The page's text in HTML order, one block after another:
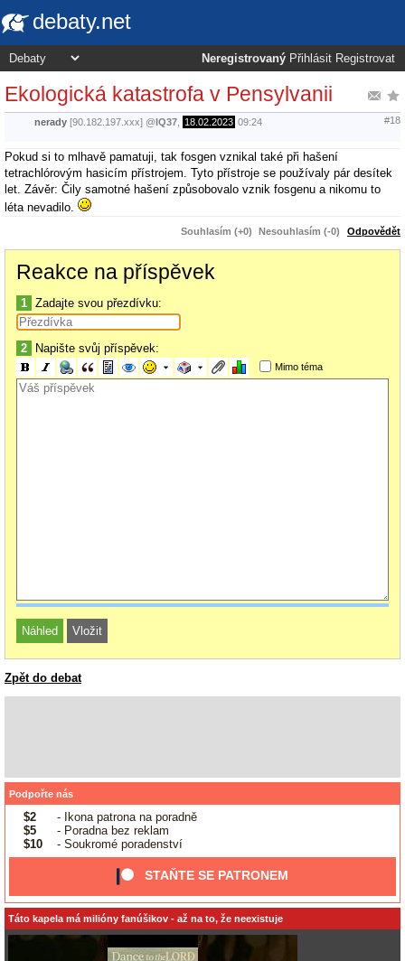
debaty.net
Neregistrovaný Přihlásit Registrovat
Ekologická katastrofa v Pensylvanii
nerady [90.182.197.xxx] @IQ37 18.02.2023 09:24 #18
Pokud si to mlhavě pamatuji, tak fosgen vznikal také při hašení
tetrachlórovým hasicím přístrojem. Tyto přístroje se používaly pár desítek
let. Závěr: Čily samotné hašení způsobovalo vznik fosgenu a nikomu to
léta nevadilo.
Souhlasím (+0) Nesouhlasím (-0) Odpovědět
Reakce na příspěvek
1 Zadajte svou přezdívku:
2 Napište svůj příspěvek:
Mimo téma
Zpět do debat
Podpořte nás
$2
- Ikona patrona na poradně
$5
- Poradna bez reklam
$10
- Soukromé poradenství
STAŇTE SE PATRONEM
Táto kapela má milióny fanúšikov - až na to, že neexistuje